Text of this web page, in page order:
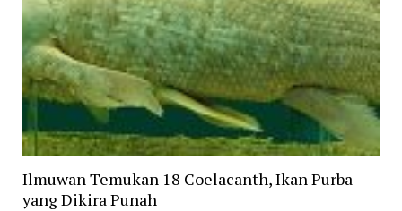
Ilmuwan Temukan 18 Coelacanth, Ikan Purba
yang Dikira Punah